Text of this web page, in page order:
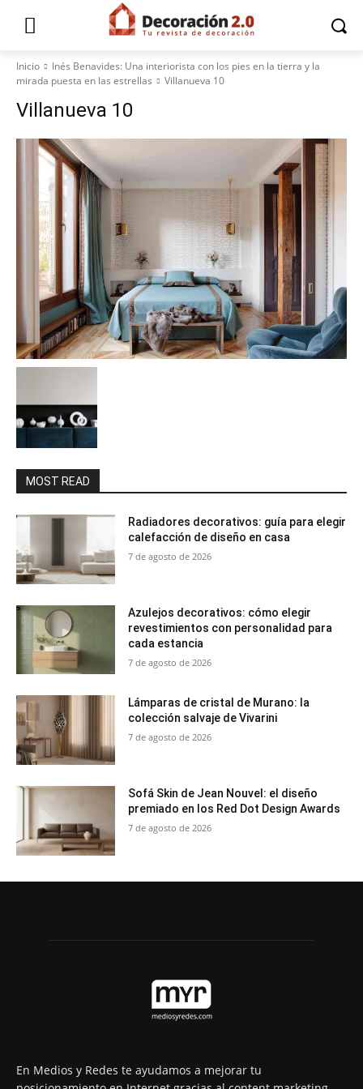
Inicio
Inés Benavides: Una interiorista con los pies en la tierra y la
mirada puesta en las estrellas
Villanueva 10
Villanueva 10
MOST READ
Radiadores decorativos: guía para elegir
calefacción de diseño en casa
7 de agosto de 2026
Azulejos decorativos: cómo elegir
revestimientos con personalidad para
cada estancia
7 de agosto de 2026
Lámparas de cristal de Murano: la
colección salvaje de Vivarini
7 de agosto de 2026
Sofá Skin de Jean Nouvel: el diseño
premiado en los Red Dot Design Awards
7 de agosto de 2026
En Medios y Redes te ayudamos a mejorar tu